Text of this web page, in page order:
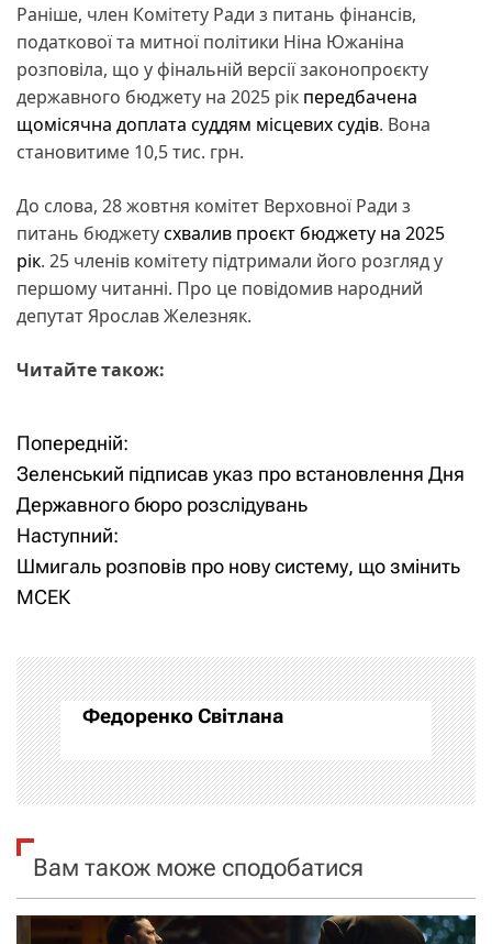
Раніше, член Комітету Ради з питань фінансів,
податкової та митної політики Ніна Южаніна
розповіла, що у фінальній версії законопроєкту
державного бюджету на 2025 рік передбачена
щомісячна доплата суддям місцевих судів. Вона
становитиме 10,5 тис. грн.
До слова, 28 жовтня комітет Верховної Ради з
питань бюджетусхвалив проєкт бюджету на 2025
рік. 25 членів комітету підтримали його розгляд у
першому читанні. Про це повідомив народний
депутат Ярослав Железняк.
Читайте також:
Н
а
в
і
а
ц
і
а
Попередній:
Зеленський підписав указ про встановлення Дня
Державного бюро розслідувань
Наступний:
Шмигаль розповів про нову систему, що змінить
МСЕК
Федоренко Світлана
Вам також може сподобатися